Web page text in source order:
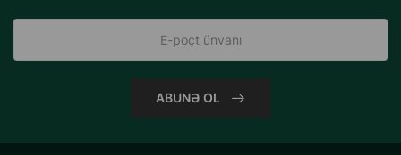
ABUNƏ OL